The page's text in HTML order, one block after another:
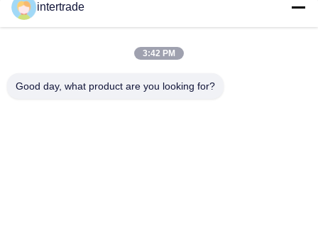
Χωριό Anxi, πόλη Yuping, νομός Hongya, Κίνα
86-28-37561966-8:00
intertrade
3:42 PM
Good day, what product are you looking for?